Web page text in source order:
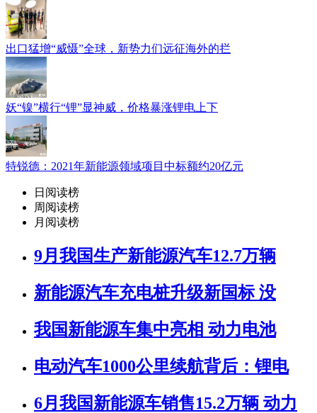
出口猛增“威慑”全球，新势力们远征海外的拦
妖“镍”横行“锂”显神威，价格暴涨锂电上下
特锐德：2021年新能源领域项目中标额约20亿元
日阅读榜
周阅读榜
月阅读榜
9月我国生产新能源汽车12.7万辆
新能源汽车充电桩升级新国标 没
我国新能源车集中亮相 动力电池
电动汽车1000公里续航背后：锂电
6月我国新能源车销售15.2万辆 动力